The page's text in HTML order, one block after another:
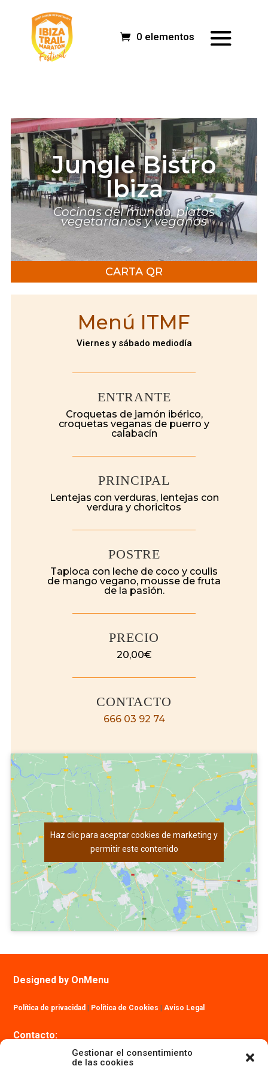
Gestionar el consentimiento
de las cookies
0 elementos
Jungle Bistro
Ibiza
Cocinas del mundo, platos
vegetarianos y veganos
CARTA QR
Menú ITMF
Viernes y sábado mediodía
ENTRANTE
Croquetas de jamón ibérico,
croquetas veganas de puerro y
calabacín
PRINCIPAL
Lentejas con verduras, lentejas con
verdura y choricitos
POSTRE
Tapioca con leche de coco y coulis
de mango vegano, mousse de fruta
de la pasión.
PRECIO
20,00€
CONTACTO
666 03 92 74
Haz clic para aceptar cookies de marketing y
permitir este contenido
Designed by OnMenu
Política de privacidad Política de Cookies |Aviso Legal
Contacto: